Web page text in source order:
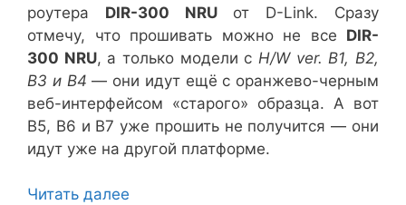
роутера DIR-300 NRUот D-Link. Сразу
отмечу, что прошивать можно не все DIR-
300 NRU, а только модели с H/W ver. B1, B2,
B3 и B4 — они идут ещё с оранжево-черным
веб-интерфейсом «старого» образца. А вот
B5, B6 и B7 уже прошить не получится — они
идут уже на другой платформе.
Читать далее